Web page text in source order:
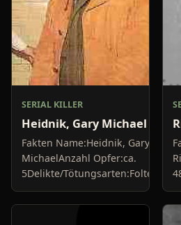
SERIAL KILLER
Heidnik, Gary Michael
Fakten Name:Heidnik, Gary
MichaelAnzahl Opfer:ca.
5Delikte/Tötungsarten:Folterung
+ Vergewaltigung von Frauen (er
gab ihnen zunächst Hundefutter